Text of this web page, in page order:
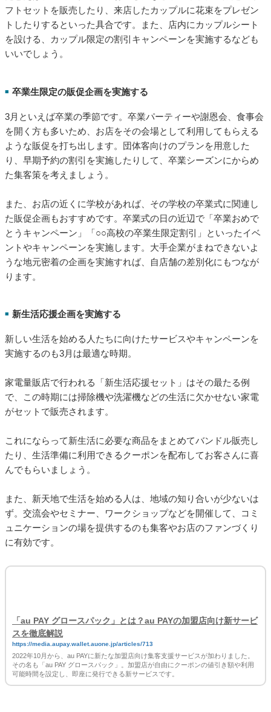
うな限定スイーツ」など、アイデア次第でさまざまな企画が考
えられます。
■ カップル限定のホワイトデー企画を実施する
を実施するのもおすすめです。この日にデートをするカップ
ル・夫婦は多いので、お出かけの際に立ち寄ってもらえるよう
な企画を考えましょう。
たとえば、バレンタインのお返しになるホワイトデー限定のギ
フトセットを販売したり、来店したカップルに花束をプレゼン
を設ける、カップル限定の割引キャンペーンを実施するなども
いいでしょう。
■ 卒業生限定の販促企画を実施する
3月といえば卒業の季節です。卒業パーティーや謝恩会、食事会
り、早期予約の割引を実施したりして、卒業シーズンにからめ
た集客策を考えましょう。
た販促企画もおすすめです。卒業式の日の近辺で「卒業おめで
とうキャンペーン」「○○高校の卒業生限定割引」といったイベ
ントやキャンペーンを実施します。大手企業がまねできないよ
ります。
■ 新生活応援企画を実施する
新しい生活を始める人たちに向けたサービスやキャンペーンを
実施するのも3月は最適な時期。
家電量販店で行われる「新生活応援セット」はその最たる例
がセットで販売されます。
たり、生活準備に利用できるクーポンを配布してお客さんに喜
んでもらいましょう。
また、新天地で生活を始める人は、地域の知り合いが少ないは
ず。交流会やセミナー、ワークショップなどを開催して、コミ
ュニケーションの場を提供するのも集客やお店のファンづくり